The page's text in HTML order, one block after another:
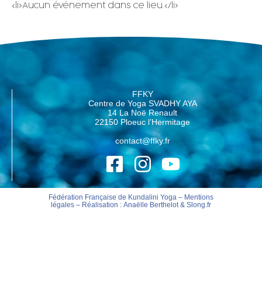
<li>Aucun événement dans ce lieu.</li>
FFKY
Centre de Yoga SVADHY AYA
14 La Noë Renault
22150 Ploeuc l’Hermitage
contact@ffky.fr
Fédération Française de Kundalini Yoga – Mentions
légales– Réalisation : Anaëlle Berthelot& Slong.fr